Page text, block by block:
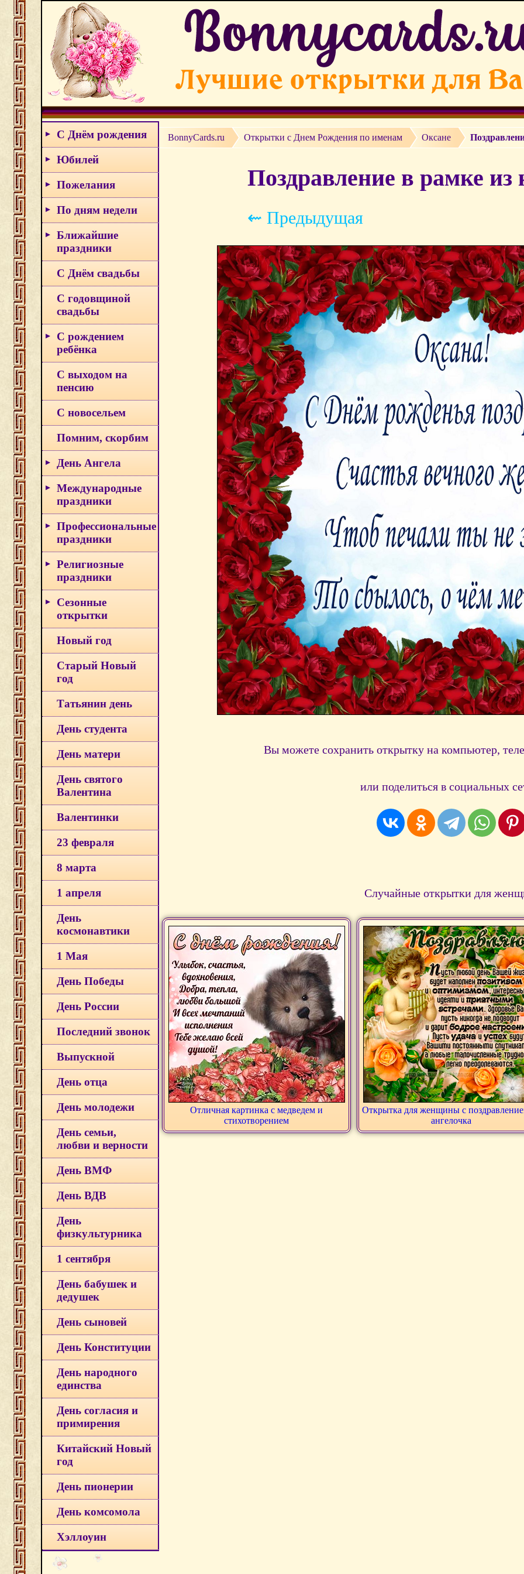
С Днём рождения
Юбилей
Пожелания
По дням недели
Ближайшие
праздники
С Днём свадьбы
С годовщиной
свадьбы
С рождением
ребёнка
С выходом на
пенсию
С новосельем
Помним, скорбим
День Ангела
Международные
праздники
Профессиональные
праздники
Религиозные
праздники
Сезонные
открытки
Новый год
Старый Новый
год
Татьянин день
День студента
День матери
День святого
Валентина
Валентинки
23 февраля
8 марта
1 апреля
День
космонавтики
1 Мая
День Победы
День России
Последний звонок
Выпускной
День отца
День молодежи
День семьи,
любви и верности
День ВМФ
День ВДВ
День
физкультурника
1 сентября
День бабушек и
дедушек
День сыновей
День Конституции
День народного
единства
День согласия и
примирения
Китайский Новый
год
День пионерии
День комсомола
Хэллоуин
BonnyCards.ru Открытки c Днем Рождения по именам Оксане
Поздравление в рамке из
⇜ Предыдущая
Вы можете сохранить открытку на компьютер,
или поделиться в социальных
Случайные открытки для
Отличная картинка с медведем и
стихотворением
Открытка для женщины с
ангелочка